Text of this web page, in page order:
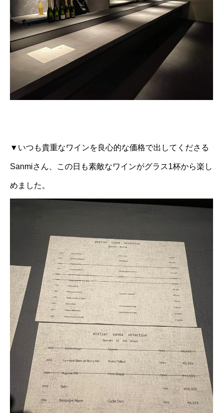
▼いつも貴重なワインを良心的な価格で出してくださる
Sanmiさん、この日も素敵なワインがグラス1杯から楽し
めました。